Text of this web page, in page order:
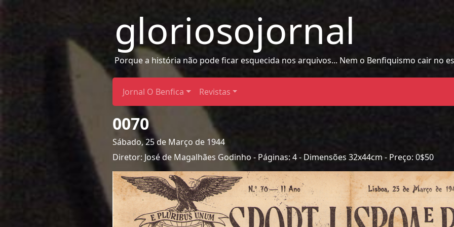
gloriosojornal
Porque a história não pode ficar esquecida nos arquivos... Nem o Benfiquismo cair no
Jornal O Benfica Revistas
0070
Sábado, 25 de Março de 1944
Diretor: José de Magalhães Godinho - Páginas: 4 - Dimensões 32x44cm - Preço: 0$50